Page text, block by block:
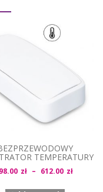
TEMPERATURY
zł – 612.00 zł